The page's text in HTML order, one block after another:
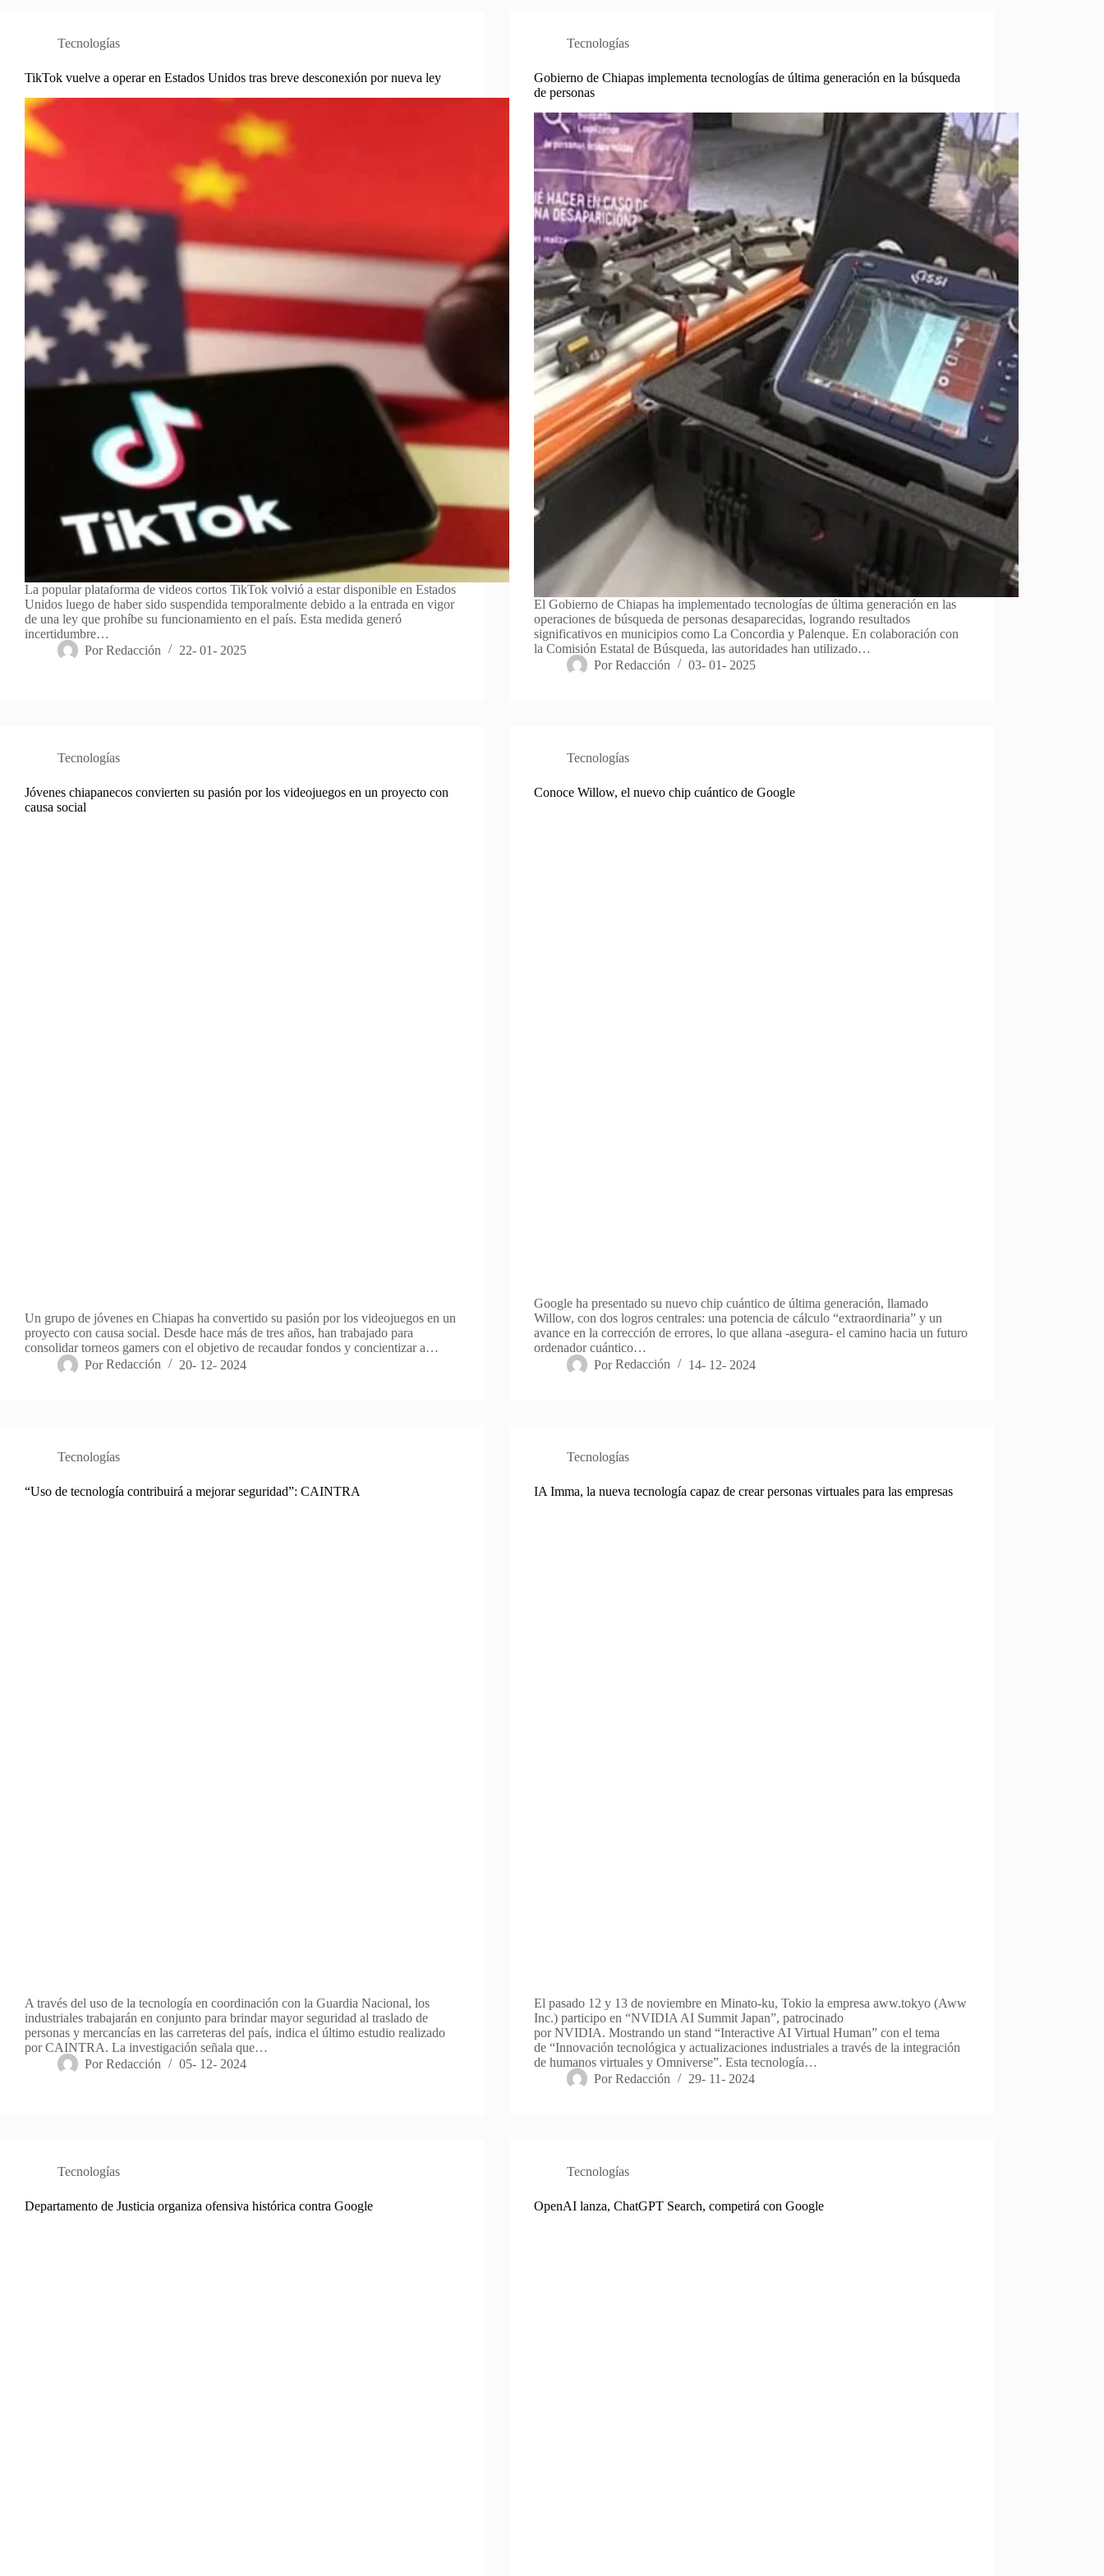
Tecnologías
TikTok vuelve a operar en Estados Unidos tras breve desconexión por nueva ley
La popular plataforma de videos cortos TikTok volvió a estar disponible en Estados
Unidos luego de haber sido suspendida temporalmente debido a la entrada en vigor
de una ley que prohíbe su funcionamiento en el país. Esta medida generó
incertidumbre…
Por Redacción 22- 01- 2025
Tecnologías
Gobierno de Chiapas implementa tecnologías de última generación en la búsqueda
de personas
El Gobierno de Chiapas ha implementado tecnologías de última generación en las
operaciones de búsqueda de personas desaparecidas, logrando resultados
significativos en municipios como La Concordia y Palenque. En colaboración con
la Comisión Estatal de Búsqueda, las autoridades han utilizado…
Por Redacción 03- 01- 2025
Tecnologías
Jóvenes chiapanecos convierten su pasión por los videojuegos en un proyecto con
causa social
Un grupo de jóvenes en Chiapas ha convertido su pasión por los videojuegos en un
proyecto con causa social. Desde hace más de tres años, han trabajado para
consolidar torneos gamers con el objetivo de recaudar fondos y concientizar a…
Por Redacción 20- 12- 2024
Tecnologías
Conoce Willow, el nuevo chip cuántico de Google
Google ha presentado su nuevo chip cuántico de última generación, llamado
Willow, con dos logros centrales: una potencia de cálculo “extraordinaria” y un
avance en la corrección de errores, lo que allana -asegura- el camino hacia un futuro
ordenador cuántico…
Por Redacción 14- 12- 2024
Tecnologías
“Uso de tecnología contribuirá a mejorar seguridad”: CAINTRA
A través del uso de la tecnología en coordinación con la Guardia Nacional, los
industriales trabajarán en conjunto para brindar mayor seguridad al traslado de
personas y mercancías en las carreteras del país, indica el último estudio realizado
por CAINTRA. La investigación señala que…
Por Redacción 05- 12- 2024
Tecnologías
IA Imma, la nueva tecnología capaz de crear personas virtuales para las empresas
El pasado 12 y 13 de noviembre en Minato-ku, Tokio la empresa aww.tokyo (Aww
Inc.) participo en “NVIDIA AI Summit Japan”, patrocinado
por NVIDIA. Mostrando un stand “Interactive AI Virtual Human” con el tema
de “Innovación tecnológica y actualizaciones industriales a través de la integración
de humanos virtuales y Omniverse”. Esta tecnología…
Por Redacción 29- 11- 2024
Tecnologías
Departamento de Justicia organiza ofensiva histórica contra Google
Tecnologías
OpenAI lanza, ChatGPT Search, competirá con Google